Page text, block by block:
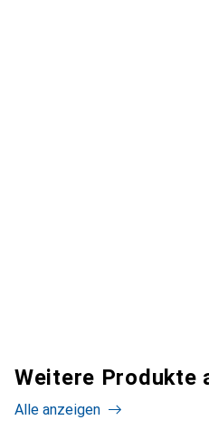
Alle anzeigen